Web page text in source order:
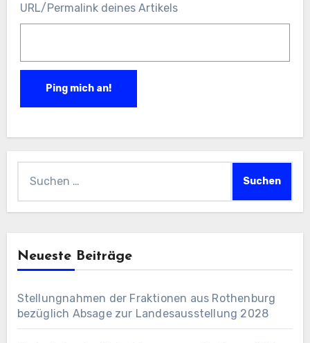
URL/Permalink deines Artikels
Neueste Beiträge
Stellungnahmen der Fraktionen aus Rothenburg
bezüglich Absage zur Landesausstellung 2028